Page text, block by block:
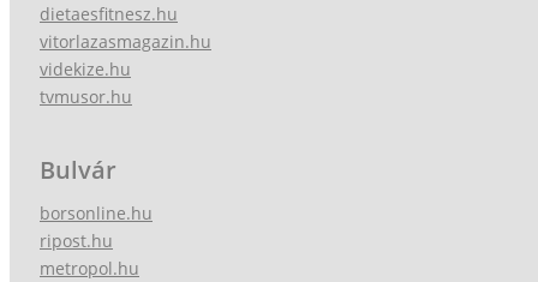
dietaesfitnesz.hu
vitorlazasmagazin.hu
videkize.hu
tvmusor.hu
Bulvár
borsonline.hu
ripost.hu
metropol.hu